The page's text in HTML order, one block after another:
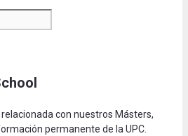
l
con nuestros Másters,
permanente de la UPC.